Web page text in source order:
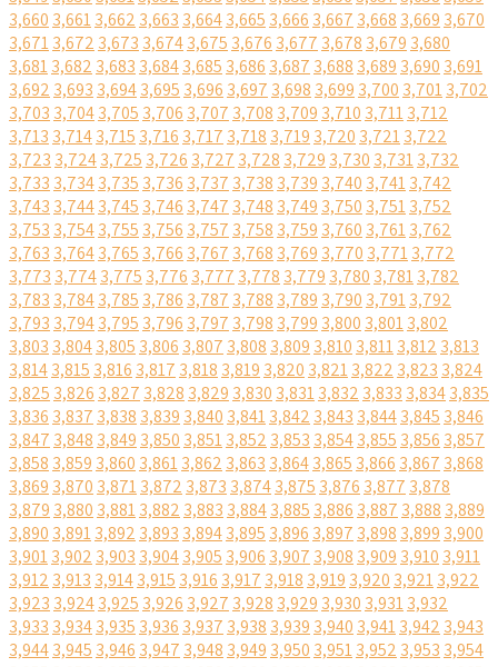
3,660 3,6613,662 3,663 3,6643,665 3,666 3,667 3,668 3,669 3,670
3,6713,672 3,673 3,6743,675 3,676 3,677 3,678 3,679 3,680
3,6813,682 3,683 3,6843,685 3,686 3,687 3,688 3,689 3,690 3,691
3,692 3,693 3,6943,695 3,696 3,697 3,698 3,699 3,700 3,7013,702
3,703 3,7043,705 3,706 3,707 3,708 3,709 3,710 3,7113,712
3,713 3,7143,715 3,716 3,717 3,718 3,719 3,720 3,7213,722
3,723 3,7243,725 3,726 3,727 3,728 3,729 3,730 3,7313,732
3,733 3,7343,735 3,736 3,737 3,738 3,739 3,740 3,7413,742
3,743 3,7443,745 3,746 3,747 3,748 3,749 3,750 3,7513,752
3,753 3,7543,755 3,756 3,757 3,758 3,759 3,760 3,7613,762
3,763 3,7643,765 3,766 3,767 3,768 3,769 3,770 3,7713,772
3,773 3,7743,775 3,776 3,777 3,778 3,779 3,780 3,7813,782
3,783 3,7843,785 3,786 3,787 3,788 3,789 3,790 3,7913,792
3,793 3,7943,795 3,796 3,797 3,798 3,799 3,800 3,8013,802
3,803 3,8043,805 3,806 3,807 3,808 3,809 3,810 3,8113,812 3,813
3,8143,815 3,816 3,817 3,818 3,819 3,820 3,8213,822 3,823 3,824
3,825 3,826 3,827 3,828 3,829 3,830 3,8313,832 3,833 3,8343,835
3,836 3,837 3,838 3,839 3,840 3,8413,842 3,843 3,8443,845 3,846
3,847 3,848 3,849 3,850 3,8513,852 3,853 3,8543,855 3,856 3,857
3,858 3,859 3,860 3,8613,862 3,863 3,8643,865 3,866 3,867 3,868
3,869 3,870 3,8713,872 3,873 3,8743,875 3,876 3,877 3,878
3,879 3,880 3,8813,882 3,883 3,8843,885 3,886 3,887 3,888 3,889
3,890 3,8913,892 3,893 3,8943,895 3,896 3,897 3,898 3,899 3,900
3,9013,902 3,903 3,9043,905 3,906 3,907 3,908 3,909 3,910 3,911
3,912 3,913 3,9143,915 3,916 3,917 3,918 3,919 3,920 3,9213,922
3,923 3,9243,925 3,926 3,927 3,928 3,929 3,930 3,9313,932
3,933 3,9343,935 3,936 3,937 3,938 3,939 3,940 3,9413,942 3,943
3,9443,945 3,946 3,947 3,948 3,949 3,950 3,9513,952 3,953 3,954